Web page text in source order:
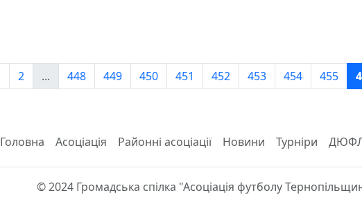
2 ... 448 449 450 451 452 453 454 455
Головна Асоціація Районні асоціації Новини Турніри
© 2024 Громадська спілка "Асоціація футболу